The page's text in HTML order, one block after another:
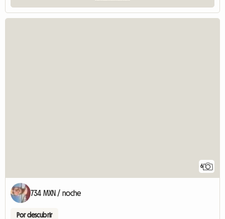
6
734 MXN / noche
Por descubrir